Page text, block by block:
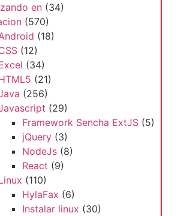
en (34)
(570)
(18)
(12)
(34)
(21)
(256)
(29)
Framework Sencha ExtJS (5)
jQuery (3)
NodeJs (8)
React (9)
(110)
HylaFax (6)
Instalar linux (30)